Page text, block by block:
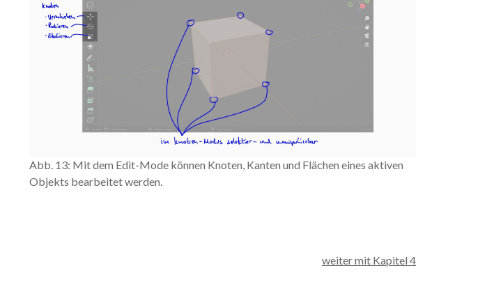
Abb. 13: Mit dem Edit-Mode können Knoten, Kanten und Flächen eines aktiven
Objekts bearbeitet werden.
weiter mit Kapitel 4